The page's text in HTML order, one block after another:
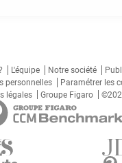
L'équipe Notre société
personnelles Paramétrer les
légales Groupe Figaro